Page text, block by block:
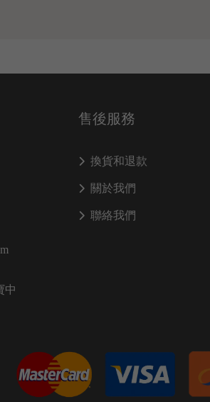
中
售後服務
換貨和退款
關於我們
聯絡我們